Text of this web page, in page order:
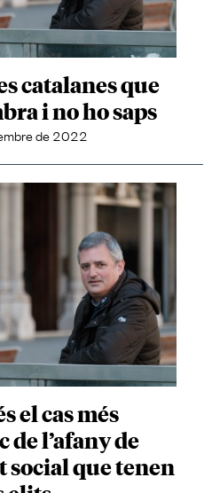
catalanes que
i no ho saps
de 2022
el cas més
l’afany de
que tenen